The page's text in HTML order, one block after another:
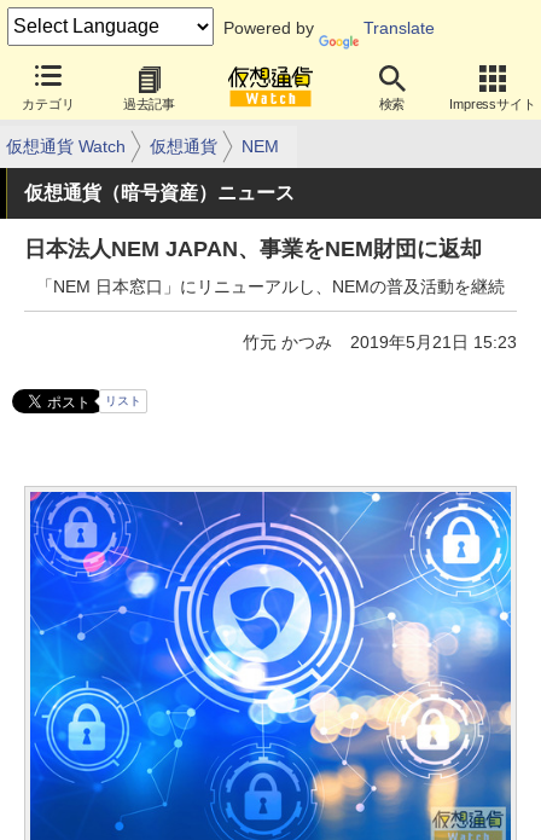
Powered by Translate
カテゴリ 過去記事 検索 Impressサイト
仮想通貨 Watch 仮想通貨 NEM
仮想通貨（暗号資産）ニュース
日本法人NEM JAPAN、事業をNEM財団に返却
「NEM 日本窓口」にリニューアルし、NEMの普及活動を継続
竹元 かつみ 2019年5月21日 15:23
リスト